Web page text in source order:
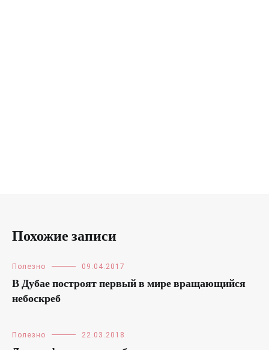
Похожие записи
Полезно 09.04.2017
В Дубае построят первый в мире вращающийся
небоскреб
Полезно 22.03.2018